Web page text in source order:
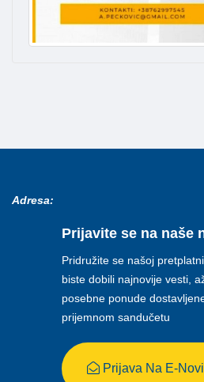
Adresa:
Prijavite se na naše
Pridružite se našoj
biste dobili najnovije vesti,
posebne ponude
prijemnom sandučetu
Prijava Na E-